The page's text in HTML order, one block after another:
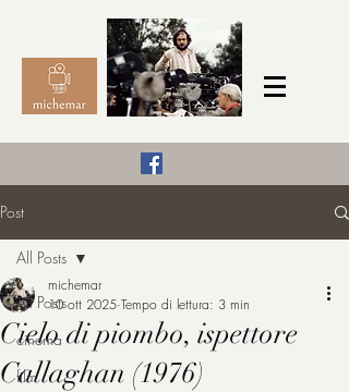
michemar
Post
All Posts
cinema
film
All Posts
Cielo di piombo, ispettore
Callaghan (1976)
michemar
10 ott 2025 Tempo di lettura: 3 min